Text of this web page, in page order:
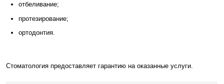
отбеливание;
протезирование;
ортодонтия.
Стоматология предоставляет гарантию на оказанные услуги.